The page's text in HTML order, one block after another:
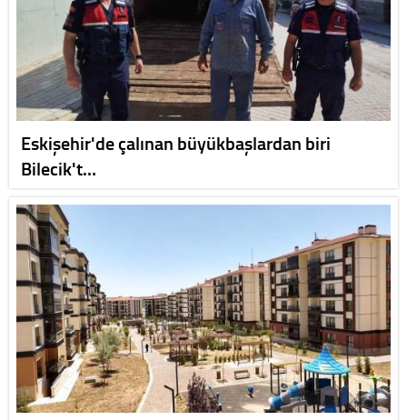
Eskişehir'de çalınan büyükbaşlardan biri
Bilecik't…